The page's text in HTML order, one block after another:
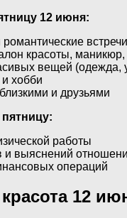
12 июня:
встречи
красоты,
вещей (одежда,
хобби
и друзьями
пятницу:
работы
и выяснений
операций
12